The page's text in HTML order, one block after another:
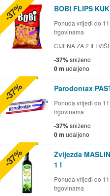
BOBI FLIPS
Ponuda vrijedi do
trgovinama
CIJENA ZA 2 ILI
-37%sniženo
0 m udaljeno
-37%
Parodontax
Ponuda vrijedi do
trgovinama
-37%sniženo
0 m udaljeno
-37%
Zvijezda
1 l
Ponuda vrijedi do
trgovinama
-37%